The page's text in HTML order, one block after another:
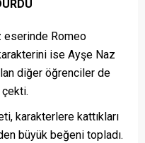
eserinde Romeo
ise Ayşe Naz
diğer öğrenciler de
çekti.
karakterlere kattıkları
büyük beğeni topladı.